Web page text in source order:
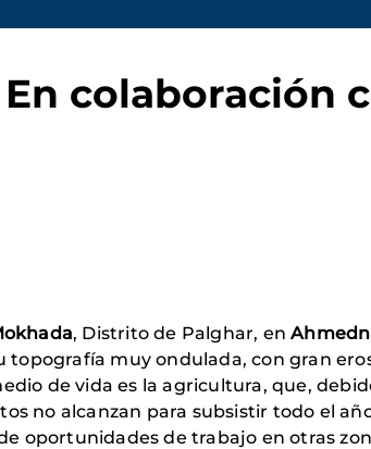
En colaboración
, Distrito de Palghar, en
topografía muy ondulada, con gran
de vida es la agricultura, que,
no alcanzan para subsistir todo el
oportunidades de trabajo en otras